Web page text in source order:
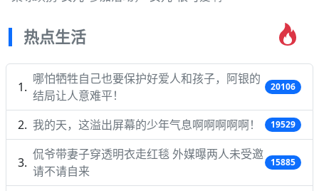
热点生活
哪怕牺牲自己也要保护好爱人和孩子，阿银的
结局让人意难平！
20106
我的天，这溢出屏幕的少年气息啊啊啊啊啊！ 19529
侃爷带妻子穿透明衣走红毯 外媒曝两人未受邀
请不请自来
15885